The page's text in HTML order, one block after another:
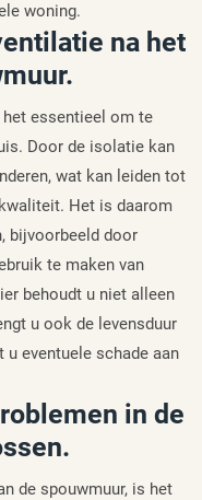
woning.
na het
essentieel om te
Door de isolatie kan
wat kan leiden tot
Het is daarom
bijvoorbeeld door
te maken van
behoudt u niet alleen
u ook de levensduur
eventuele schade aan
in de
de spouwmuur, is het